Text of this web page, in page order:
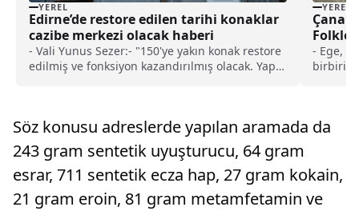
YEREL
Edirne’de restore edilen tarihi konaklar
cazibe merkezi olacak haberi
- Vali Yunus Sezer:- "150'ye yakın konak restore
edilmiş ve fonksiyon kazandırılmış olacak. Yapıp
öğelerimizin sergilendiği alanlara
dönüştürülmesini istiyoruz"
YEREL
- Ege,
Söz konusu adreslerde yapılan aramada da
243 gram sentetik uyuşturucu, 64 gram
esrar, 711 sentetik ecza hap, 27 gram kokain,
21 gram eroin, 81 gram metamfetamin ve